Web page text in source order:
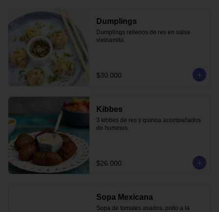
Dumplings
Dumplings rellenos de res en salsa
vietnamita.
$30.000
Kibbes
3 kibbes de res y quinoa acompañados
de hummus.
$26.000
Sopa Mexicana
Sopa de tomates asados, pollo a la